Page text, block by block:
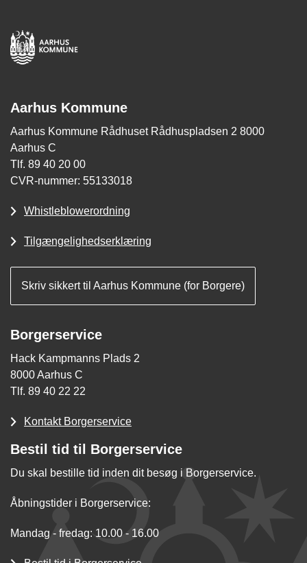
Aarhus Kommune
Aarhus Kommune Rådhuset Rådhuspladsen 2 8000
Aarhus C
Tlf. 89 40 20 00
CVR-nummer: 55133018
Whistleblowerordning
Tilgængelighedserklæring
Skriv sikkert til Aarhus Kommune (for Borgere)
Borgerservice
Hack Kampmanns Plads 2
8000 Aarhus C
Tlf. 89 40 22 22
Kontakt Borgerservice
Bestil tid til Borgerservice
Du skal bestille tid inden dit besøg i Borgerservice.
Åbningstider i Borgerservice:
Mandag - fredag: 10.00 - 16.00